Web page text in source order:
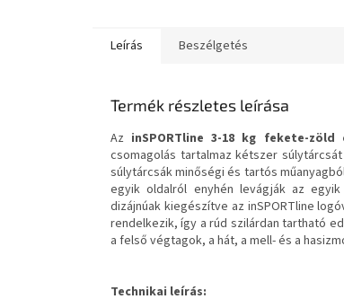
Leírás Beszélgetés
Termék részletes leírása
Az inSPORTline 3-18 kg fekete-
csomagolás tartalmaz kétszer
súlytárcsák minőségi és tartós
egyik oldalról enyhén levágják az
dizájnúak kiegészítve az inSPORTline
rendelkezik, így a rúd szilárdan tartható
a felső végtagok, a hát, a mell- és a
Technikai leírás: